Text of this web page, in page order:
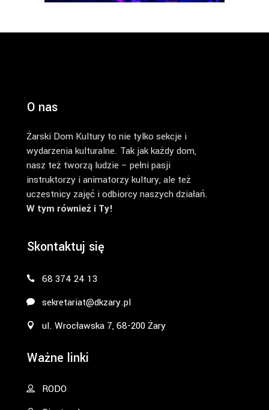
O nas
Żarski Dom Kultury to nie tylko sekcje i
wydarzenia kulturalne. Tak jak każdy dom,
nasz też tworzą ludzie – pełni pasji
instruktorzy i animatorzy kultury, ale też
uczestnicy zajęć i odbiorcy naszych działań.
W tym również i Ty!
Skontaktuj się
68 374 24 13
sekretariat@dkzary.pl
ul. Wrocławska 7, 68-200 Żary
Ważne linki
RODO